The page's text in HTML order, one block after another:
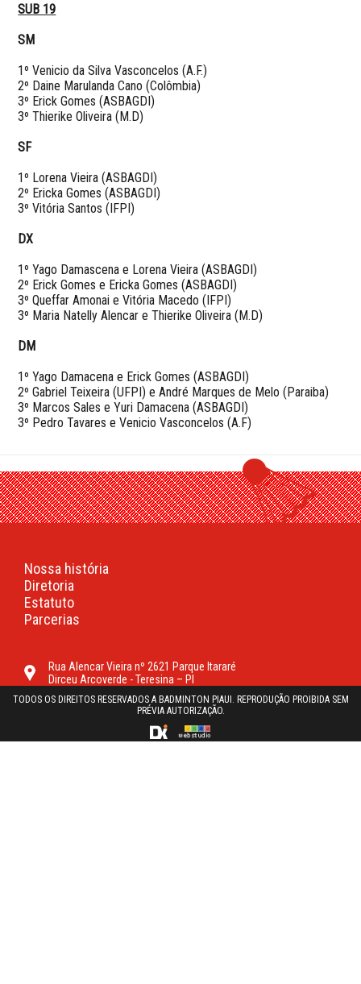
SUB 19
SM
1º Venicio da Silva Vasconcelos (A.F.)
2º Daine Marulanda Cano (Colômbia)
3º Erick Gomes (ASBAGDI)
3º Thierike Oliveira (M.D)
SF
1º Lorena Vieira (ASBAGDI)
2º Ericka Gomes (ASBAGDI)
3º Vitória Santos (IFPI)
DX
1º Yago Damascena e Lorena Vieira (ASBAGDI)
2º Erick Gomes e Ericka Gomes(ASBAGDI)
3º Queffar Amonai e Vitória Macedo (IFPI)
3º Maria Natelly Alencar e Thierike Oliveira (M.D)
DM
1º Yago Damacena e Erick Gomes (ASBAGDI)
2º Gabriel Teixeira (UFPI) e André Marques de Melo (Paraiba)
3º Marcos Sales e Yuri Damacena (ASBAGDI)
3º Pedro Tavares e Venicio Vasconcelos (A.F)
Nossa história
Diretoria
Estatuto
Parcerias
Rua Alencar Vieira nº 2621 Parque Itararé
Dirceu Arcoverde - Teresina – PI
TODOS OS DIREITOS RESERVADOS A BADMINTON PIAUI. REPRODUÇÃO PROIBIDA SEM
PRÉVIA AUTORIZAÇÃO.